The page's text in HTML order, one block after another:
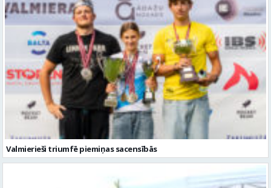
Valmierieši triumfē piemiņas sacensībās